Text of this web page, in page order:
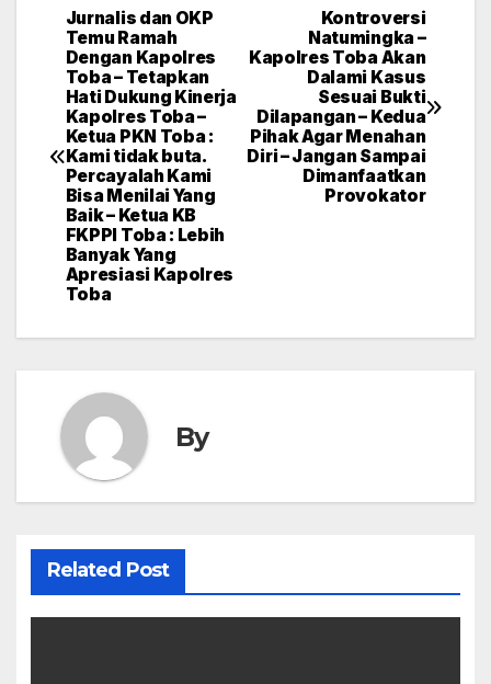
Post
navigation
Kontroversi
Natumingka –
Kapolres Toba Akan
Dalami Kasus
Sesuai Bukti
Dilapangan – Kedua
Pihak Agar Menahan
Diri – Jangan Sampai
Dimanfaatkan
Provokator
Jurnalis dan OKP
Temu Ramah
Dengan Kapolres
Toba – Tetapkan
Hati Dukung Kinerja
Kapolres Toba –
Ketua PKN Toba :
Kami tidak buta.
Percayalah Kami
Bisa Menilai Yang
Baik – Ketua KB
FKPPI Toba : Lebih
Banyak Yang
Apresiasi Kapolres
Toba
By
Related Post